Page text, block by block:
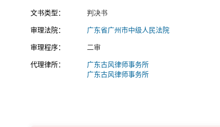
文书类型： 判决书
审理法院： 广东省广州市中级人民法院
审理程序： 二审
代理律所：
广东古风律师事务所
广东古风律师事务所